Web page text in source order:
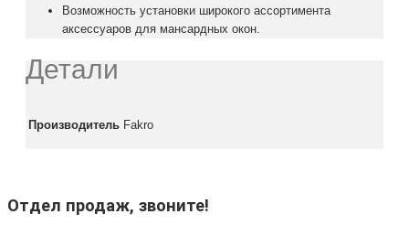
Возможность установки широкого ассортимента
аксессуаров для мансардных окон.
Детали
Производитель Fakro
Отдел продаж, звоните!